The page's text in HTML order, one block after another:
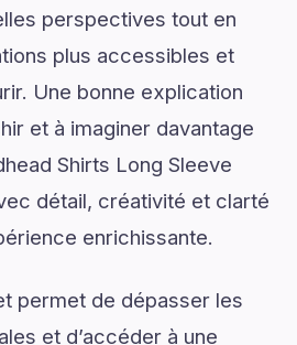
perspectives tout en
plus accessibles et
Une bonne explication
et à imaginer davantage
Shirts Long Sleeve
détail, créativité et clarté
enrichissante.
permet de dépasser les
et d’accéder à une